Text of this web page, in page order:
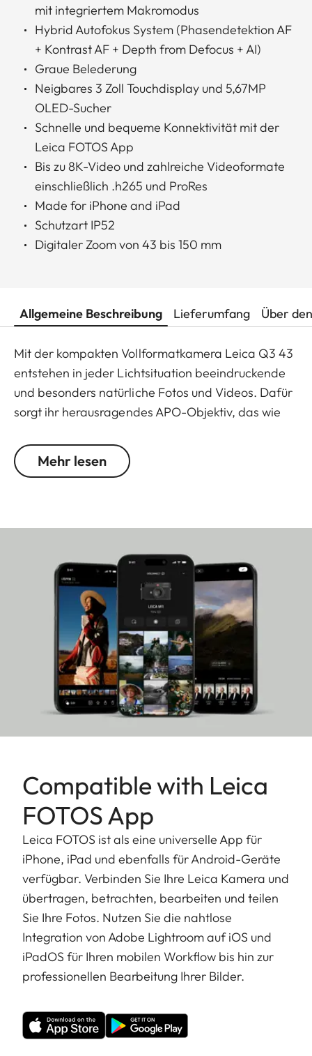
mit integriertem Makromodus
Hybrid Autofokus System (Phasendetektion AF
+ Kontrast AF + Depth from Defocus + AI)
Graue Belederung
Neigbares 3 Zoll Touchdisplay und 5,67MP
OLED-Sucher
Schnelle und bequeme Konnektivität mit der
Leica FOTOS App
Bis zu 8K-Video und zahlreiche Videoformate
einschließlich .h265 und ProRes
Made for iPhone and iPad
Schutzart IP52
Digitaler Zoom von 43 bis 150 mm
Allgemeine Beschreibung Lieferumfang Über
Mit der kompakten Vollformatkamera Leica Q3 43
entstehen in jeder Lichtsituation beeindruckende
und besonders natürliche Fotos und Videos. Dafür
sorgt ihr herausragendes APO-Objektiv, das wie
technisch Machbaren anführt. Die
Standardbrennweite von 43 mm entspricht der
Reise- sowie Event-Fotografie und besonders
intuitiv fügt sie sich in den kreativen Alltag ein, lässt
sich nahtlos mit der Leica FOTOS App verbinden
und ermöglicht vor allem eines: einfaches
Fotografieren, um einzigartige Momente in
atemberaubender Qualität festzuhalten.
Mehr lesen
Compatible with Leica
FOTOS App
Leica FOTOS ist als eine universelle App für
iPhone, iPad und ebenfalls für Android-Geräte
verfügbar. Verbinden Sie Ihre Leica Kamera und
übertragen, betrachten, bearbeiten und teilen
Sie Ihre Fotos. Nutzen Sie die nahtlose
Integration von Adobe Lightroom auf iOS und
iPadOS für Ihren mobilen Workflow bis hin zur
professionellen Bearbeitung Ihrer Bilder.